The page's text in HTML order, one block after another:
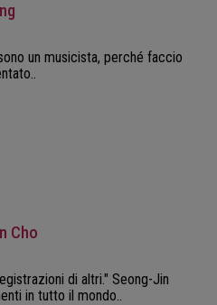
un musicista, perché faccio
Cho
di altri." Seong-Jin
in tutto il mondo..